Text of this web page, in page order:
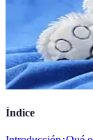
Índice